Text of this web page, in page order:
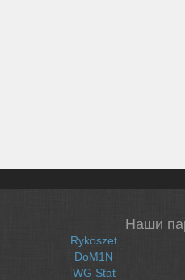
Наши
Rykoszet
DoM1N
WG Stat